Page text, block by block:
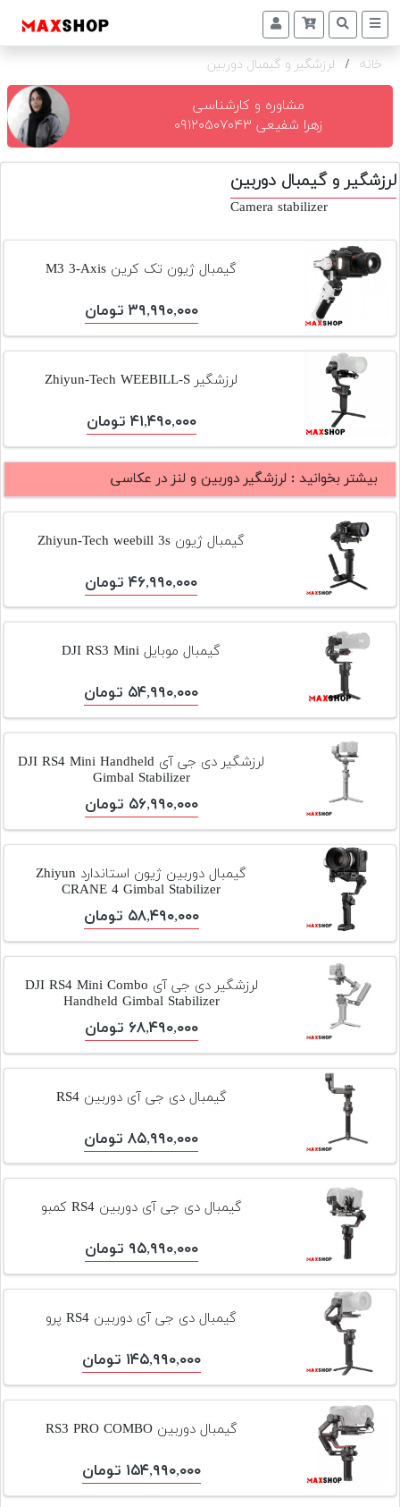
دوربین
و
تجهیزات
و
اکسسوری
دست
دوم
اجاره
دوربین
تجهیزات
مکث
پلاس
افزودن
محصول
دست
لیست
قیمت
دوربین
خانه / لرزشگیر و گیمبال دوربین
مشاوره و کارشناسی
زهرا شفیعی ۰۹۱۲۰۵۰۷۰۴۳
لرزشگیر و گیمبال دوربین
Camera stabilizer
گیمبال ژیون تک کرین M3 3-Axis
۳۹,۹۹۰,۰۰۰ تومان
لرزشگیر Zhiyun-Tech WEEBILL-S
۴۱,۴۹۰,۰۰۰ تومان
بیشتر بخوانید : لرزشگیر دوربین و لنز در عکاسی
گیمبال ژیون Zhiyun-Tech weebill 3s
۴۶,۹۹۰,۰۰۰ تومان
گیمبال موبایل DJI RS3 Mini
۵۴,۹۹۰,۰۰۰ تومان
لرزشگیر دی جی آی DJI RS4 Mini Handheld
Gimbal Stabilizer
۵۶,۹۹۰,۰۰۰ تومان
گیمبال دوربین ژیون استاندارد Zhiyun
CRANE 4 Gimbal Stabilizer
۵۸,۴۹۰,۰۰۰ تومان
لرزشگیر دی جی آی DJI RS4 Mini Combo
Handheld Gimbal Stabilizer
۶۸,۴۹۰,۰۰۰ تومان
گیمبال دی جی آی دوربین RS4
۸۵,۹۹۰,۰۰۰ تومان
گیمبال دی جی آی دوربین RS4 کمبو
۹۵,۹۹۰,۰۰۰ تومان
گیمبال دی جی آی دوربین RS4 پرو
۱۴۵,۹۹۰,۰۰۰ تومان
گیمبال دوربین RS3 PRO COMBO
۱۵۴,۹۹۰,۰۰۰ تومان